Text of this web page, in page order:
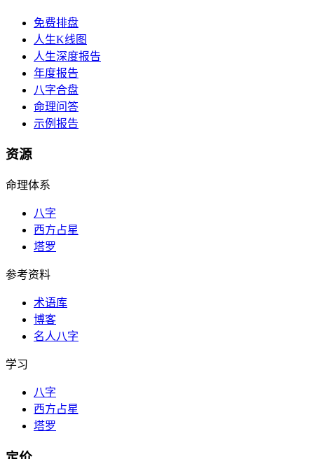
免费排盘
人生K线图
人生深度报告
年度报告
八字合盘
命理问答
示例报告
资源
命理体系
八字
西方占星
塔罗
参考资料
术语库
博客
名人八字
学习
八字
西方占星
塔罗